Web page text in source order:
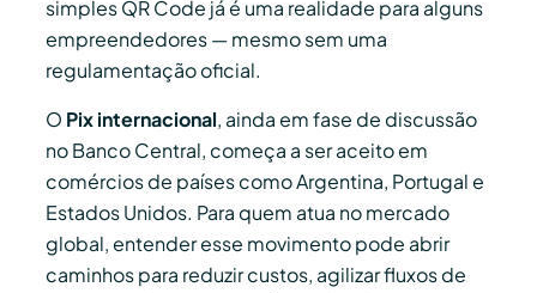
simples QR Code já é uma realidade para alguns
empreendedores — mesmo sem uma
regulamentação oficial.
O Pix internacional, ainda em fase de discussão
no Banco Central, começa a ser aceito em
comércios de países como Argentina, Portugal e
Estados Unidos. Para quem atua no mercado
global, entender esse movimento pode abrir
caminhos para reduzir custos, agilizar fluxos de